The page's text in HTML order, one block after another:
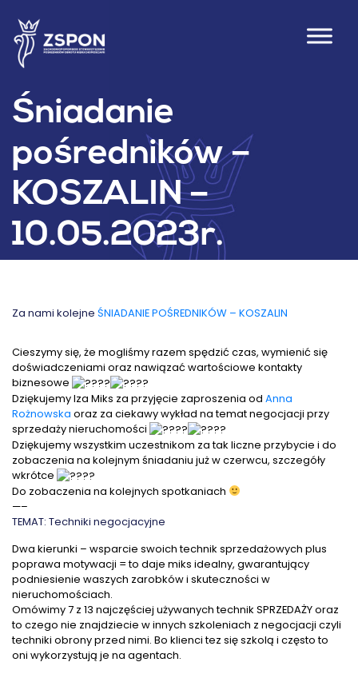
Śniadanie
pośredników –
KOSZALIN –
10.05.2023r.
Za nami kolejne ŚNIADANIE POŚREDNIKÓW – KOSZALIN
Cieszymy się, że mogliśmy razem spędzić czas, wymienić się
doświadczeniami oraz nawiązać wartościowe kontakty
biznesowe
Dziękujemy Iza Miks za przyjęcie zaproszenia od Anna
Rożnowska oraz za ciekawy wykład na temat negocjacji przy
sprzedaży nieruchomości
Dziękujemy wszystkim uczestnikom za tak liczne przybycie i do
zobaczenia na kolejnym śniadaniu już w czerwcu, szczegóły
wkrótce
Do zobaczenia na kolejnych spotkaniach
—–
TEMAT: Techniki negocjacyjne
Dwa kierunki – wsparcie swoich technik sprzedażowych plus
poprawa motywacji = to daje miks idealny, gwarantujący
podniesienie waszych zarobków i skuteczności w
nieruchomościach.
Omówimy 7 z 13 najczęściej używanych technik SPRZEDAŻY oraz
to czego nie znajdziecie w innych szkoleniach z negocjacji czyli
techniki obrony przed nimi. Bo klienci tez się szkolą i często to
oni wykorzystują je na agentach.